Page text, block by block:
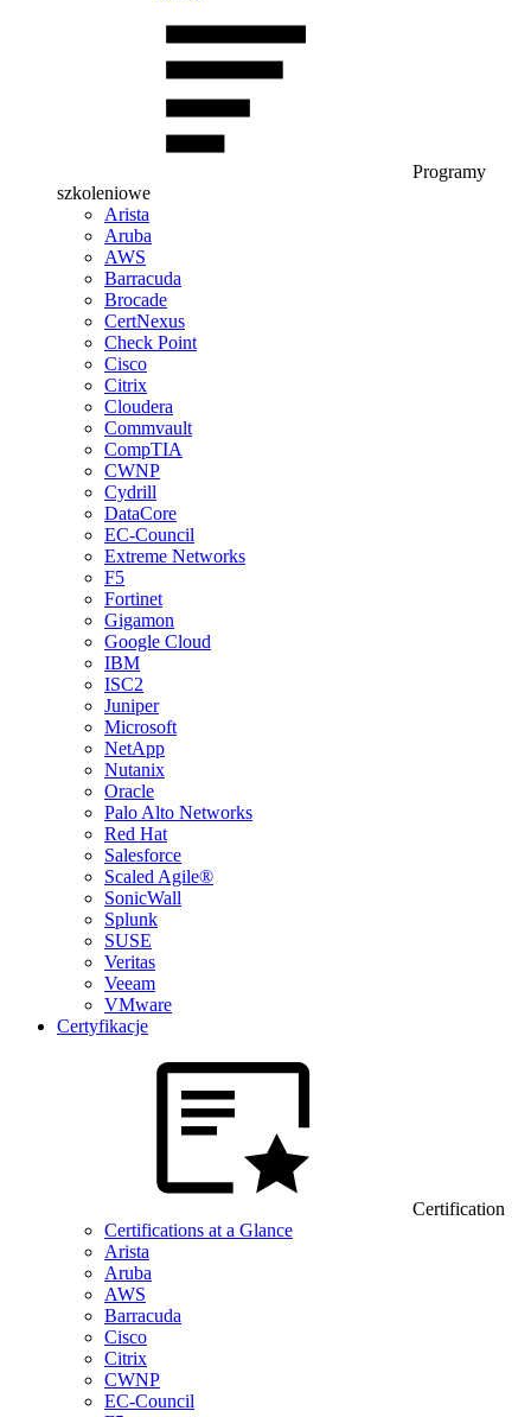
Programy
szkoleniowe
Arista
Aruba
AWS
Barracuda
Brocade
CertNexus
Check Point
Cisco
Citrix
Cloudera
Commvault
CompTIA
CWNP
Cydrill
DataCore
EC-Council
Extreme Networks
F5
Fortinet
Gigamon
Google Cloud
IBM
ISC2
Juniper
Microsoft
NetApp
Nutanix
Oracle
Palo Alto Networks
Red Hat
Salesforce
Scaled Agile®
SonicWall
Splunk
SUSE
Veritas
Veeam
VMware
Certyfikacje
Certification
Certifications at a Glance
Arista
Aruba
AWS
Barracuda
Cisco
Citrix
CWNP
EC-Council